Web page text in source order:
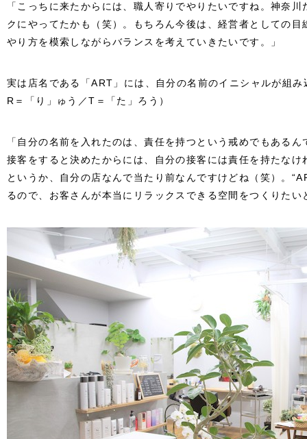
「こっちに来たからには、職人寄りでやりたいですね。神奈
クにやってたかも（笑）。もちろん今後は、経営者としての
やり方を模索しながらバランスを考えていきたいです。」
実は店名である「ART」には、自分の名前のイニシャルが組
R＝「り」ゅう／T＝「た」ろう）
「自分の名前を入れたのは、責任を持つという戒めでもある
接客をすると決めたからには、自分の接客には責任を持たな
というか、自分の店なんで当たり前なんですけどね（笑）。
るので、お客さんが本当にリラックスできる空間をつくりた